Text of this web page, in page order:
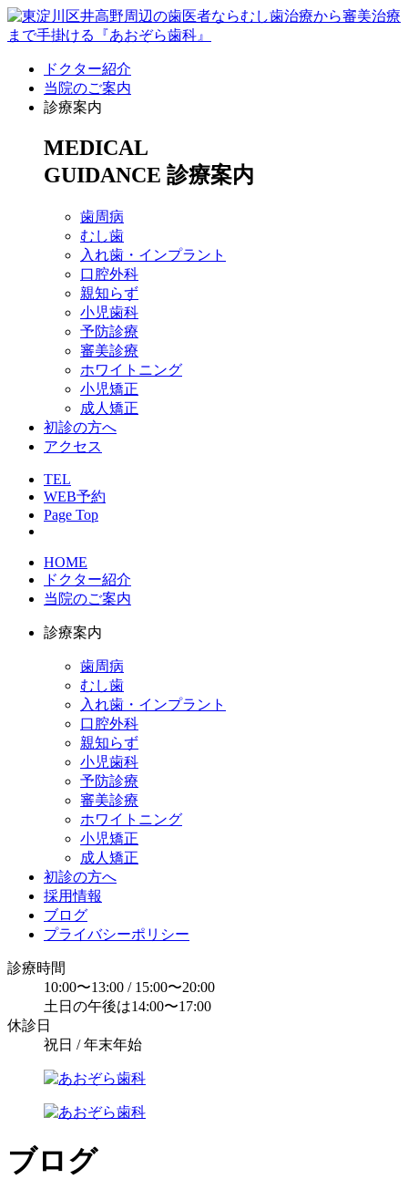
ドクター紹介
当院のご案内
診療案内
MEDICAL
GUIDANCE 診療案内
歯周病
むし歯
入れ歯・インプラント
口腔外科
親知らず
小児歯科
予防診療
審美診療
ホワイトニング
小児矯正
成人矯正
初診の方へ
アクセス
TEL
WEB予約
Page Top
HOME
ドクター紹介
当院のご案内
診療案内
歯周病
むし歯
入れ歯・インプラント
口腔外科
親知らず
小児歯科
予防診療
審美診療
ホワイトニング
小児矯正
成人矯正
初診の方へ
採用情報
ブログ
プライバシーポリシー
診療時間
10:00〜13:00 / 15:00〜20:00
土日の午後は14:00〜17:00
休診日
祝日 / 年末年始
ブログ